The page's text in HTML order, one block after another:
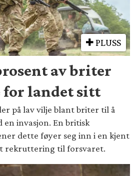
PLUSS
av briter
landet sitt
på lav vilje blant briter til å
invasjon. En britisk
dette føyer seg inn i en kjent
rekruttering til forsvaret.